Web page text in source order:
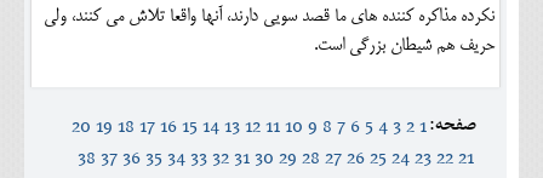
نکرده مذاکره کننده های ما قصد سویی دارند، آنها واقعا تلاش می کنند، ولی
حریف هم شیطان بزرگی است.
صفحه:1
2
3
4
5
6
7
8
9
10
11
12
13
14
15
16
17
18
19
20
21
22
23
24
25
26
27
28
29
30
31
32
33
34
35
36
37
38